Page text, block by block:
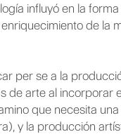
influyó en la
de la
per se a la
de arte al incorporar
que necesita
y la producción